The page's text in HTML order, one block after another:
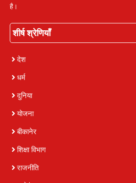
है।
शीर्ष श्रेणियाँ
देश
धर्म
दुनिया
योजना
बीकानेर
शिक्षा विभाग
राजनीति